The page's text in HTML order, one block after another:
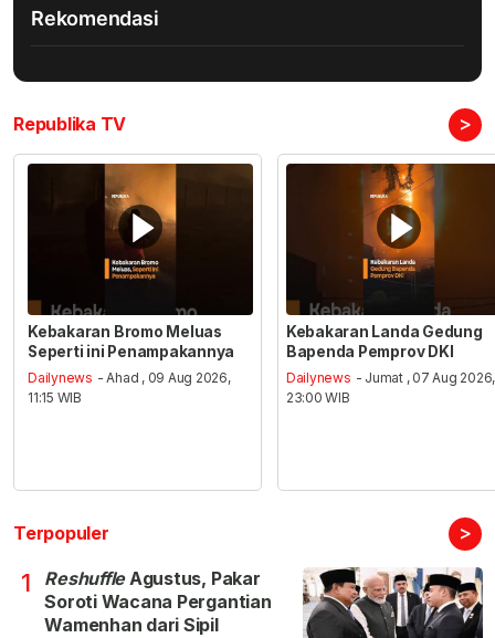
Rekomendasi
Republika TV >
Kebakaran Bromo Meluas
Seperti ini Penampakannya
Dailynews - Ahad , 09 Aug 2026,
11:15 WIB
Kebakaran Landa Gedung
Bapenda Pemprov DKI
Dailynews - Jumat , 07 Aug 2026,
23:00 WIB
Terpopuler >
1 ReshuffleAgustus, Pakar
Soroti Wacana Pergantian
Wamenhan dari Sipil